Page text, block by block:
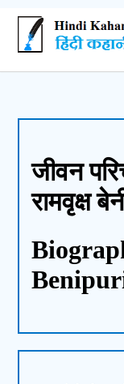
जीवन
रामवृक्ष